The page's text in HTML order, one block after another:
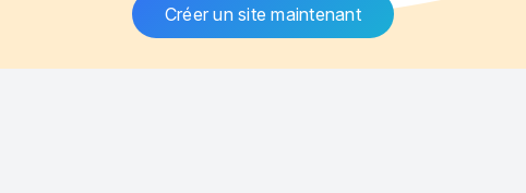
Créer un site maintenant